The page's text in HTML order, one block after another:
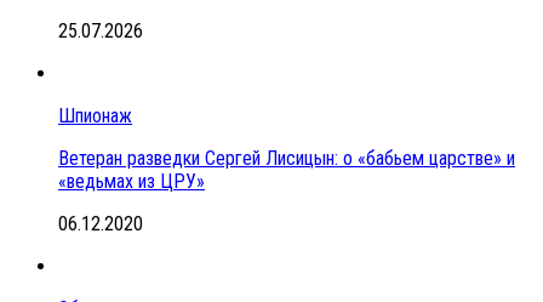
25.07.2026
Шпионаж
Ветеран разведки Сергей Лисицын: о «бабьем царстве» и
«ведьмах из ЦРУ»
06.12.2020